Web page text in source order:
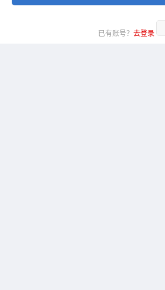
已有账号？ 去登录